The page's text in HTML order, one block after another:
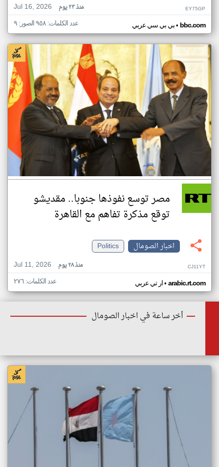
Jul 16, 2026
منذ ٢٣ يوم EY75GP
بي بي سي عربي• bbc.com عدد الكلمات: ٩٥٨ الصور: ٩
مصر توسع نفوذها جنوبا.. مقديشو
توقع مذكرة تفاهم مع القاهرة
اخبار الصومال
Politics
Jul 11, 2026
منذ ٢٨ يوم CJ11YT
ار تي عربي• arabic.rt.com عدد الكلمات: ٢٧٦
أخر ساعة في اخبار الصومال